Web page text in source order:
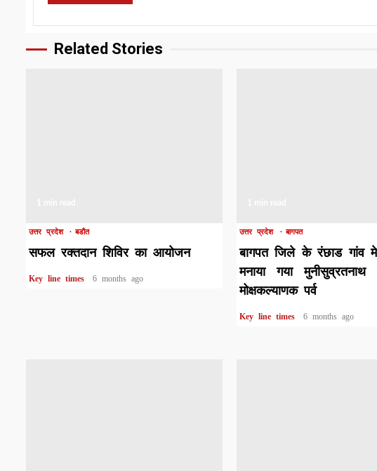
Related Stories
उत्तर प्रदेश बडौत
सफल रक्तदान शिविर का आयोजन
Key line times 6 months ago
उत्तर प्रदेश बागपत
बागपत जिले के रंछाड गांव
मनाया गया
मोक्षकल्याणक पर्व
Key line times 6 months ago